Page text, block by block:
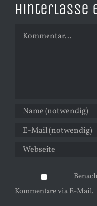
Hinterlasse
Kommentar
Kommentare via E-Mail.